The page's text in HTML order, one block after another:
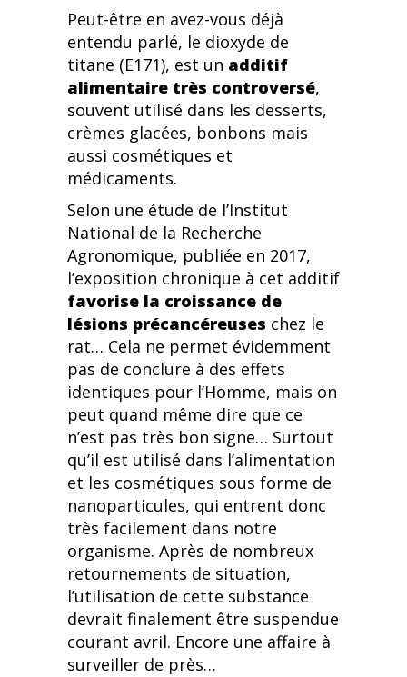
Peut-être en avez-vous déjà
entendu parlé, le dioxyde de
titane (E171), est un additif
alimentaire très controversé,
souvent utilisé dans les desserts,
crèmes glacées, bonbons mais
aussi cosmétiques et
médicaments.
Selon une étude de l’Institut
National de la Recherche
Agronomique, publiée en 2017,
l’exposition chronique à cet additif
favorise la croissance de
lésions précancéreuses chez le
rat… Cela ne permet évidemment
pas de conclure à des effets
identiques pour l’Homme, mais on
peut quand même dire que ce
n’est pas très bon signe… Surtout
qu’il est utilisé dans l’alimentation
et les cosmétiques sous forme de
nanoparticules, qui entrent donc
très facilement dans notre
organisme. Après de nombreux
retournements de situation,
l’utilisation de cette substance
devrait finalement être suspendue
courant avril. Encore une affaire à
surveiller de près…